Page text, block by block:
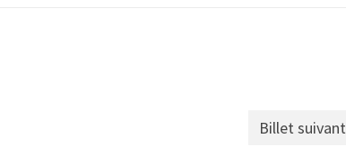
Billet suivant